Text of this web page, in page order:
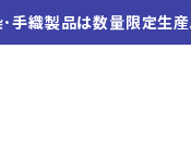
手織製品は数量限定生産